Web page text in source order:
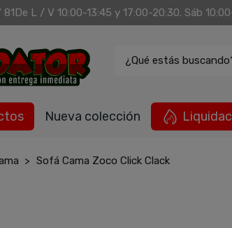
81De L / V 10:00-13:45 y 17:00-20:30. Sáb
¿Qué estás
Nueva colección
Sofá Cama Zoco Click Clack